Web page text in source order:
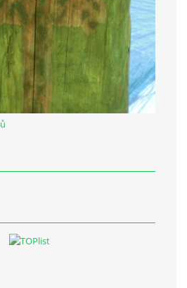
"Komenský" v Choceradech z.s.
Chocerady 4
24 Chocerady
IČ: 498 28 614
osoba:
Cinkeisová